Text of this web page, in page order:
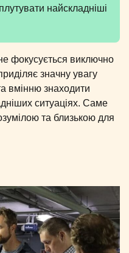
найскладніші
фокусується виключно
значну увагу
вмінню знаходити
ситуаціях. Саме
та близькою для